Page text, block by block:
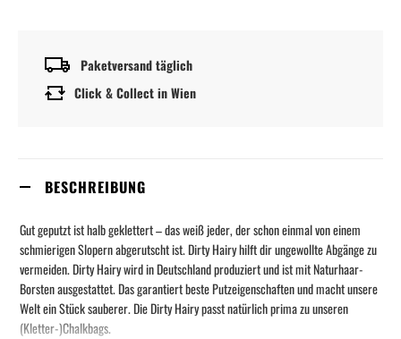
Paketversand täglich
Click & Collect in Wien
BESCHREIBUNG
Gut geputzt ist halb geklettert – das weiß jeder, der schon einmal von einem
schmierigen Slopern abgerutscht ist. Dirty Hairy hilft dir ungewollte Abgänge zu
vermeiden. Dirty Hairy wird in Deutschland produziert und ist mit Naturhaar-
Borsten ausgestattet. Das garantiert beste Putzeigenschaften und macht unsere
Welt ein Stück sauberer. Die Dirty Hairy passt natürlich prima zu unseren
(Kletter-)Chalkbags.